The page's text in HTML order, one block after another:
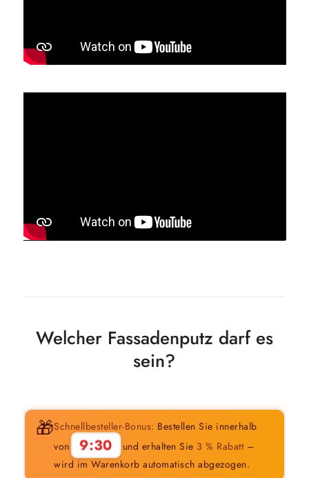
Welcher Fassadenputz darf es
sein?
🎁Schnellbesteller-Bonus: Bestellen Sie innerhalb
von
9:29 und erhalten Sie 3 % Rabatt –
wird im Warenkorb automatisch abgezogen.